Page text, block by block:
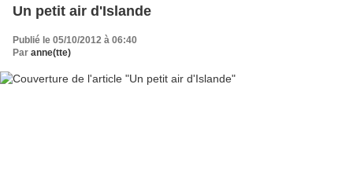
Un petit air d'Islande
Publié le 05/10/2012 à 06:40
Par anne(tte)